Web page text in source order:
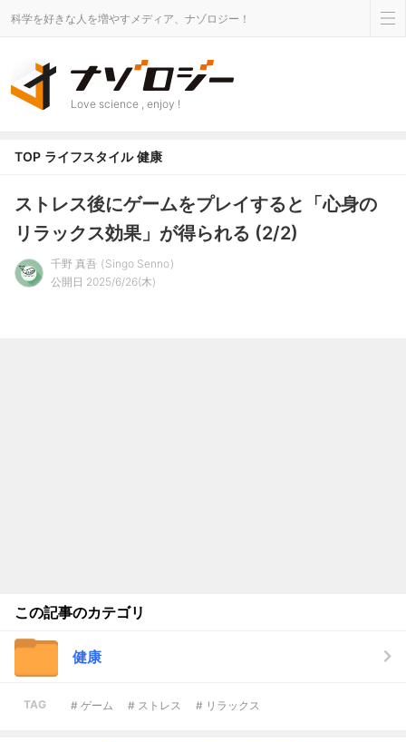
科学を好きな人を増やすメディア、ナゾロジー！
Love science , enjoy !
TOP ライフスタイル 健康
ストレス後にゲームをプレイすると「心身の
リラックス効果」が得られる (2/2)
千野 真吾
Singo Senno
公開日 2025/6/26(木)
この記事のカテゴリ
健康
TAG # ゲーム # ストレス # リラックス